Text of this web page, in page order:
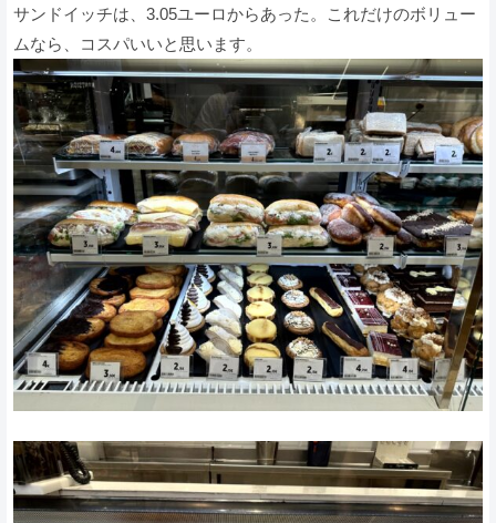
サンドイッチは、3.05ユーロからあった。これだけのボリュー
ムなら、コスパいいと思います。